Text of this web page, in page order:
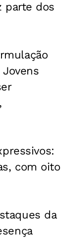
parte dos
com oito
da